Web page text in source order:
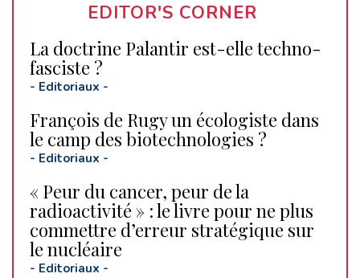
EDITOR'S CORNER
La doctrine Palantir est-elle techno-
fasciste ?
- Editoriaux -
François de Rugy un écologiste dans
le camp des biotechnologies ?
- Editoriaux -
« Peur du cancer, peur de la
radioactivité » : le livre pour ne plus
commettre d’erreur stratégique sur
le nucléaire
- Editoriaux -